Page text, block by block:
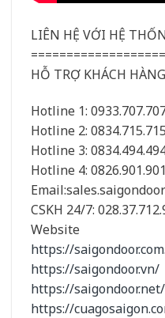
LIÊN HỆ VỚI HỆ
HỖ TRỢ KHÁCH HÀNG
Hotline 1:
Hotline 2: 0834.715.715
Hotline 3:
Hotline 4: 0826.901.901
CSKH 24/7:
Website
https://
https://saigondoor.vn/
https://saigondoor.net/
https://